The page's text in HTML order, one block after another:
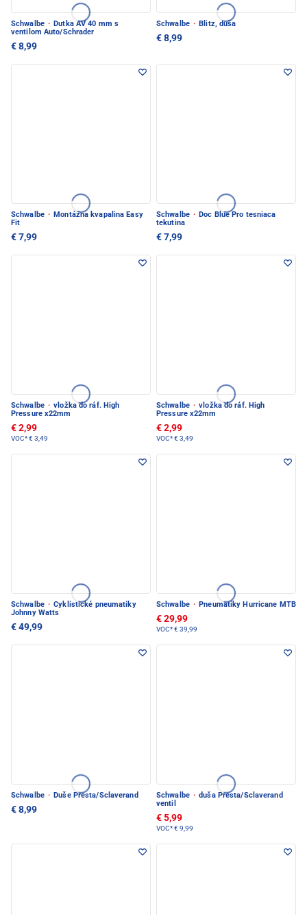
Schwalbe · Dutka AV 40 mm s
ventilom Auto/Schrader
€ 8,99
Schwalbe · Blitz, duša
€ 8,99
Schwalbe · Montážna kvapalina Easy
Fit
€ 7,99
Schwalbe · Doc Blue Pro tesniaca
tekutina
€ 7,99
Schwalbe · vložka do ráf. High
Pressure x22mm
€ 2,99
VOC*€ 3,49
Schwalbe · vložka do ráf. High
Pressure x22mm
€ 2,99
VOC*€ 3,49
Schwalbe · Cyklistické pneumatiky
Johnny Watts
€ 49,99
Schwalbe · Pneumatiky Hurricane MTB
€ 29,99
VOC*€ 39,99
Schwalbe · Duše Presta/Sclaverand
€ 8,99
Schwalbe · duša Presta/Sclaverand
ventil
€ 5,99
VOC*€ 9,99